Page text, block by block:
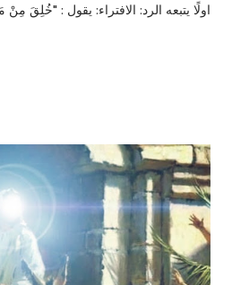
اولًا يتبعه الرد: الافتراء: يقول : "خُلِقَ
المنطقة الصدرية عندها ( الترائب ) , و
الصدريّة أيضاً ( الصلب ) هو يتكون في
منطقة الصدر !! وهذا ايضاً حديث صحيح
الرجل أبيض وماء المرأة أصفر، فإذا
المرأة أذكرا بإذن الله، وإذا علا مني